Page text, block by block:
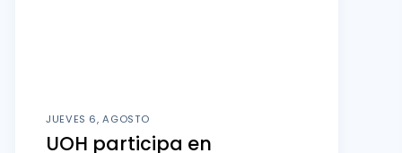
JUEVES 6, AGOSTO
UOH participa en